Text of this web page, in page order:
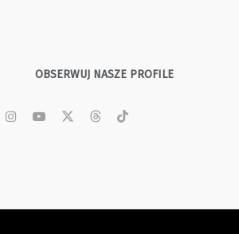
OBSERWUJ NASZE PROFILE